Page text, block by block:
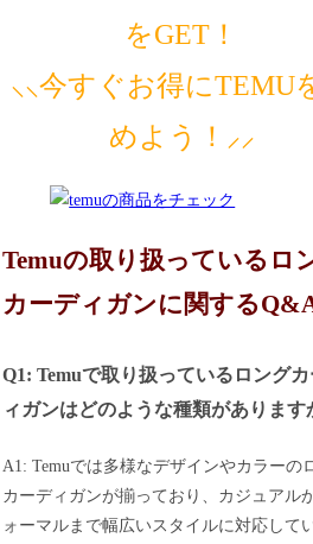
をGET！
⸜⸜今すぐお得にTEMU
めよう！⸝⸝
Temuの取り扱っているロ
カーディガンに関する
Q1: Temuで取り扱っているロング
ィガンはどのような種類があります
A1: Temuでは多様なデザインやカラーの
カーディガンが揃っており、カジュアル
ォーマルまで幅広いスタイルに対応して